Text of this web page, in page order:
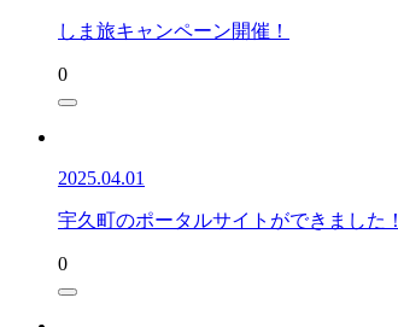
しま旅キャンペーン開催！
0
2025.04.01
宇久町のポータルサイトができました！
0